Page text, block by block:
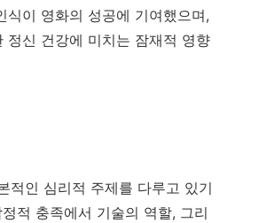
이 영화의 성공에 기여했으며,
정신 건강에 미치는 잠재적 영향
적인 심리적 주제를 다루고 있기
적 충족에서 기술의 역할, 그리